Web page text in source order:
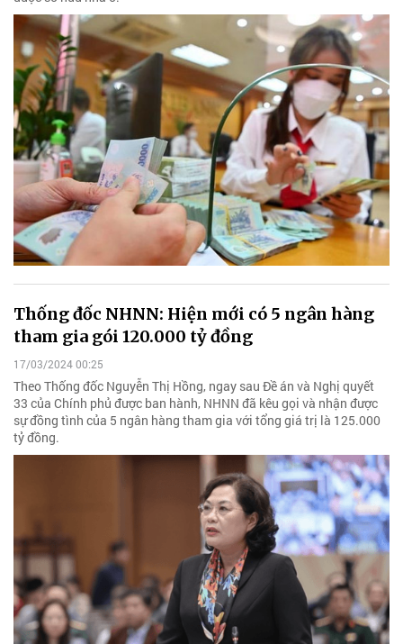
Thống đốc NHNN: Hiện mới có 5 ngân hàng
tham gia gói 120.000 tỷ đồng
17/03/2024 00:25
Theo Thống đốc Nguyễn Thị Hồng, ngay sau Đề án và Nghị quyết
33 của Chính phủ được ban hành, NHNN đã kêu gọi và nhận được
sự đồng tình của 5 ngân hàng tham gia với tổng giá trị là 125.000
tỷ đồng.